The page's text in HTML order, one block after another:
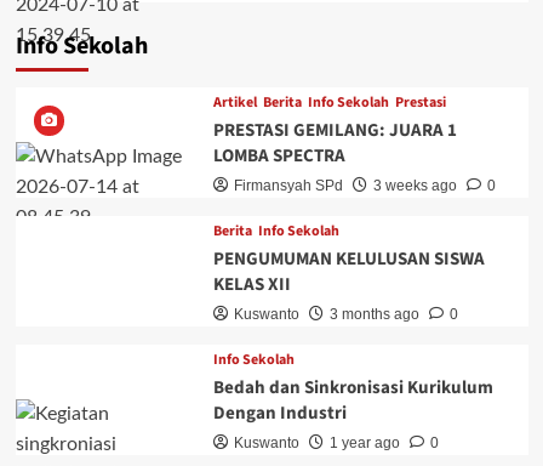
Info Sekolah
Artikel Berita Info Sekolah Prestasi
PRESTASI GEMILANG: JUARA 1
LOMBA SPECTRA
Firmansyah SPd 3 weeks ago 0
Berita Info Sekolah
PENGUMUMAN KELULUSAN SISWA
KELAS XII
Kuswanto 3 months ago 0
Info Sekolah
Bedah dan Sinkronisasi Kurikulum
Dengan Industri
Kuswanto 1 year ago 0